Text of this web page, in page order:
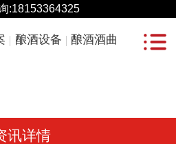
:18153364325
酿酒设备 酿酒酒曲
讯详情